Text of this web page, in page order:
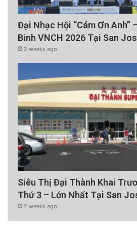
Đại Nhạc Hội “Cám Ơn Anh”
Binh VNCH 2026 Tại San
2 weeks ago
Siêu Thị Đại Thành Khai
Thứ 3 – Lớn Nhất Tại San
2 weeks ago